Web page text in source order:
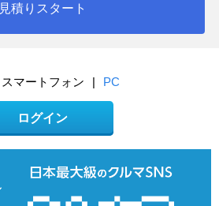
見積りスタート
スマートフォン | PC
ログイン